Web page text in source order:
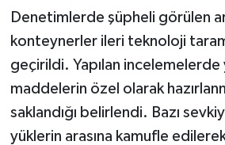
Denetimlerde şüpheli görülen
konteynerler ileri teknoloji
geçirildi. Yapılan incelemelerde
maddelerin özel olarak
saklandığı belirlendi. Bazı
yüklerin arasına kamufle